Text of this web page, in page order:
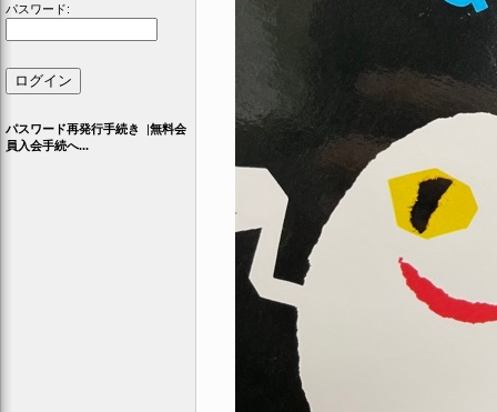
パスワード:
パスワード再発行手続き |無料会
員入会手続へ...